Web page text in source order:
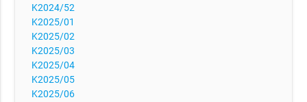
K2024/52
K2025/01
K2025/02
K2025/03
K2025/04
K2025/05
K2025/06